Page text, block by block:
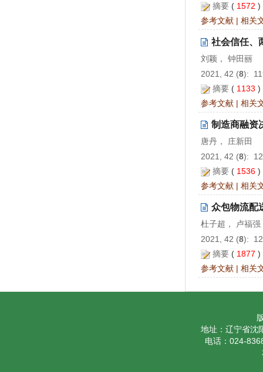
摘要 ( 1572
参考文献 | 相关
社会信任、
刘颖， 钟田丽
2021, 42 (8):
摘要 ( 1133
参考文献 | 相关
制造商融资
唐丹， 庄新田
2021, 42 (8):
摘要 ( 1536
参考文献 | 相关
众包物流配
杜子超， 卢福
2021, 42 (8):
摘要 ( 1877
参考文献 | 相关
地址：辽宁省沈
电话：024-